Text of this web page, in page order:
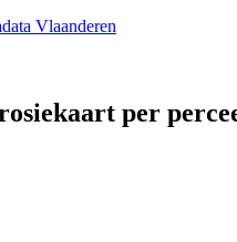
Vlaanderen
per